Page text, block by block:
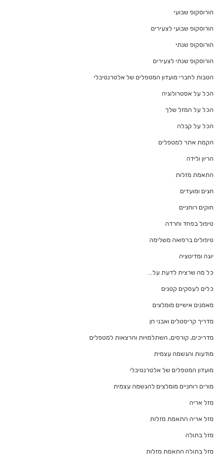
הורוסקופ שבועי
הורוסקופ שבועי לצעירים
הורוסקופ שנתי
הורוסקופ שנתי לצעירים
הטבות לחברי מועדון המטפלים של אלטרנטיבלי
הכל על אסטרולוגיה
הכל על המזל שלך
הכל על קבלה
הקמת אתר למטפלים
הריון ולידה
התאמת מזלות
חגים ומועדים
חוקים רוחניים
טיפול בפחד וחרדה
טיפולים ברפואה משלימה
יוגה ומדיטציה
כל מה שרצית לדעת על…
כלים לעסקים קטנים
מאמנים אישיים מומלצים
מדריך קריסטלים ואבני חן
מדריכים, קורסים, השתלמויות והרצאות למטפלים
מודעות והגשמה עצמית
מועדון המטפלים של אלטרנטיבלי
מורים רוחניים מומלצים להגשמה עצמית
מזל אריה
מזל אריה התאמת מזלות
מזל בתולה
מזל בתולה התאמת מזלות